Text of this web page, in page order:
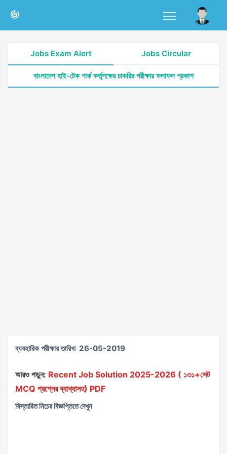
Jobs Exam Alert Jobs Circular
বাংলাদেশ হাই-টেক পার্ক কর্তৃপক্ষের চাকরির পরীক্ষার ফলাফল প্রকাশ
ব্যবহারিক পরীক্ষার তারিখ: 26-05-2019
আরও পড়ুন: Recent Job Solution 2025-2026 ( ১৩১+সেট
MCQ প্রশ্নের ব্যাখ্যাসহ) PDF
বিস্তারিত নিচের বিজ্ঞপ্তিতে দেখুন